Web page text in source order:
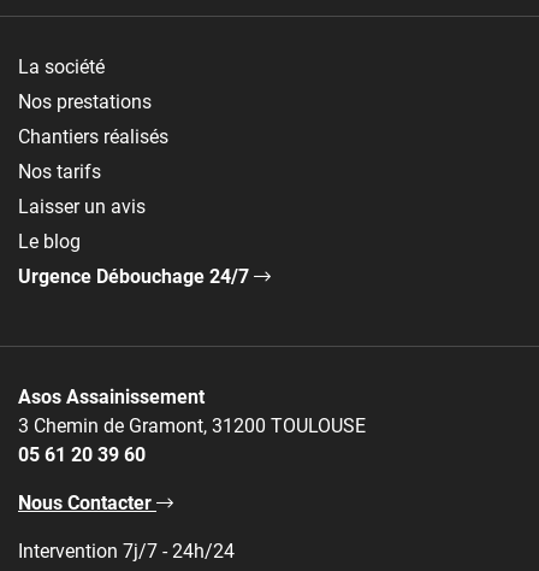
La société
Nos prestations
Chantiers réalisés
Nos tarifs
Laisser un avis
Le blog
Urgence Débouchage 24/7
Asos Assainissement
3 Chemin de Gramont, 31200 TOULOUSE
05 61 20 39 60
Nous Contacter
Intervention 7j/7 - 24h/24